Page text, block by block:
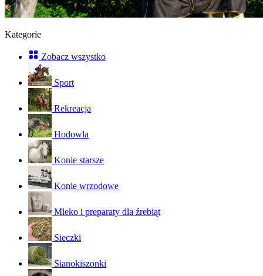
Kategorie
Zobacz wszystko
Sport
Rekreacja
Hodowla
Konie starsze
Konie wrzodowe
Mleko i preparaty dla źrebiąt
Sieczki
Sianokiszonki